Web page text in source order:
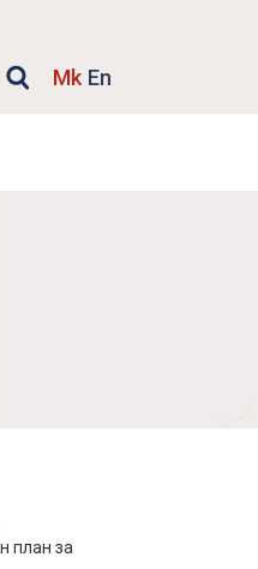
Mk En
план за